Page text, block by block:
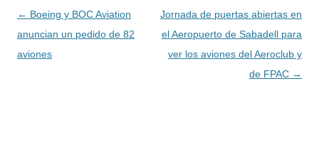
Navegación
de
entradas
← Boeing y BOC Aviation
anuncian un pedido de 82
aviones
Jornada de puertas abiertas en
el Aeropuerto de Sabadell para
ver los aviones del Aeroclub y
de FPAC →